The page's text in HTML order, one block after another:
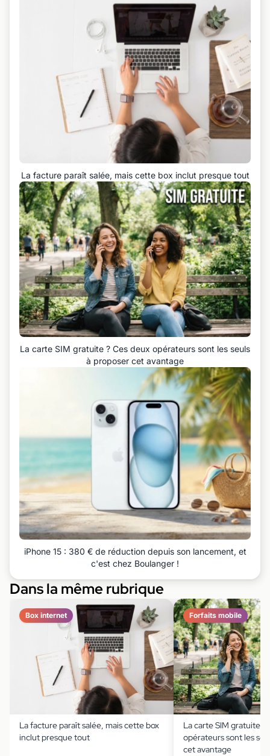
La facture paraît salée, mais cette box inclut presque tout
La carte SIM gratuite ? Ces deux opérateurs sont les seuls
à proposer cet avantage
iPhone 15 : 380 € de réduction depuis son lancement, et
c'est chez Boulanger !
Dans la même rubrique
Box internet
La facture paraît salée, mais cette box
inclut presque tout
Forfaits mobile
La carte SIM gratuite ?
opérateurs sont les
cet avantage